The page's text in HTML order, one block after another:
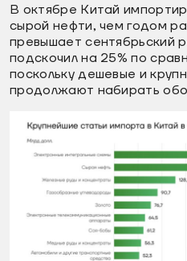
В октябре Китай
сырой нефти, чем годом
превышает сентябрьский
подскочил на 25% по
поскольку дешевые и
продолжают набирать